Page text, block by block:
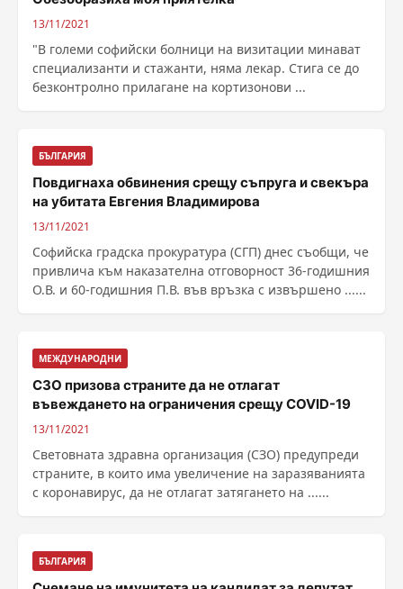
13/11/2021
"В големи софийски болници на визитации минават
специализанти и стажанти, няма лекар. Стига се до
безконтролно прилагане на кортизонови ...
БЪЛГАРИЯ
Повдигнаха обвинения срещу съпруга и свекъра
на убитата Евгения Владимирова
13/11/2021
Софийска градска прокуратура (СГП) днес съобщи, че
привлича към наказателна отговорност 36-годишния
О.В. и 60-годишния П.В. във връзка с извършено ......
МЕЖДУНАРОДНИ
СЗО призова страните да не отлагат
въвеждането на ограничения срещу COVID-19
13/11/2021
Световната здравна организация (СЗО) предупреди
страните, в които има увеличение на заразяванията
с коронавирус, да не отлагат затягането на ......
БЪЛГАРИЯ